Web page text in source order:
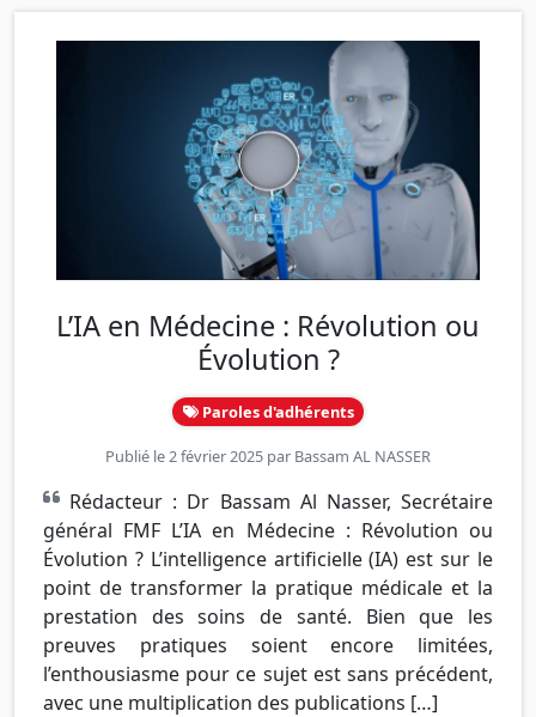
L’IA en Médecine : Révolution ou
Évolution ?
Paroles d'adhérents
Publié le 2 février 2025 par Bassam AL NASSER
Rédacteur : Dr Bassam Al Nasser, Secrétaire
général FMF L’IA en Médecine : Révolution ou
Évolution ? L’intelligence artificielle (IA) est sur le
point de transformer la pratique médicale et la
prestation des soins de santé. Bien que les
preuves pratiques soient encore limitées,
l’enthousiasme pour ce sujet est sans précédent,
avec une multiplication des publications […]